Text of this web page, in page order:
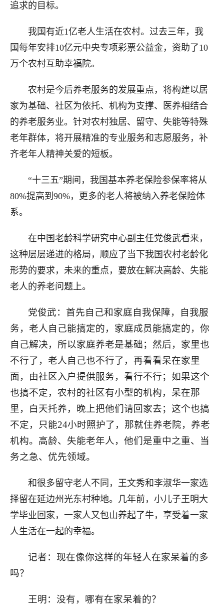
追求的目标。
我国有近1亿老人生活在农村。过去三年，我
国每年安排10亿元中央专项彩票公益金，资助了10
万个农村互助幸福院。
农村是今后养老服务的发展重点，将构建以居
家为基础、社区为依托、机构为支撑、医养相结合
的养老服务业。针对农村独居、留守、失能等特殊
老年群体，将开展精准的专业服务和志愿服务，补
齐老年人精神关爱的短板。
“十三五”期间，我国基本养老保险参保率将从
80%提高到90%，更多的老人将被纳入养老保险体
系。
在中国老龄科学研究中心副主任党俊武看来，
这种层层递进的格局，顺应了当下我国农村老龄化
形势的要求，未来的重点，要放在解决高龄、失能
老人的养老问题上。
党俊武：首先自己和家庭自我保障，自我服
务，老人自己能搞定的，家庭成员能搞定的，你
自己解决，所以家庭养老是基础；然后，家里也
不行了，老人自己也不行了，再看看呆在家里
面，由社区入户提供服务，看行不行；如果这个
也搞不定，农村的社区有小型的机构，呆在那
里，白天托养，晚上把他们请回家去；这个也搞
不定，只能24小时照护了，那就住养老院，养老
机构。高龄、失能老年人，他们是重中之重、当
务之急、优先领域。
和很多留守老人不同，王文秀和李淑华一家选
择留在延边州光东村种地。几年前，小儿子王明大
学毕业回家，一家人又包山养起了牛，享受着一家
人生活在一起的幸福。
记者：现在像你这样的年轻人在家呆着的多
吗？
王明：没有，哪有在家呆着的？